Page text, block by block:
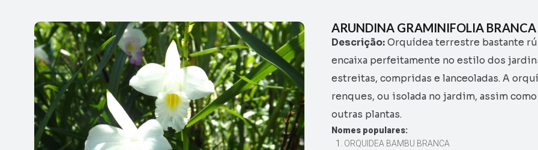
ARUNDINA GRAMINIFOLIA BRANCA
Descrição: Orquídea terrestre bastante
encaixa perfeitamente no estilo dos
estreitas, compridas e lanceoladas. A
renques, ou isolada no jardim, assim
outras plantas.
Nomes populares:
ORQUIDEA BAMBU BRANCA